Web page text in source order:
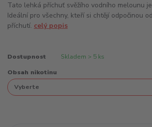
Tato lehká příchuť svěžího vodního melounu
Ideální pro všechny, kteří si chtějí odpočinou
příchutí. celý popis
Dostupnost Skladem > 5 ks
Obsah nikotinu